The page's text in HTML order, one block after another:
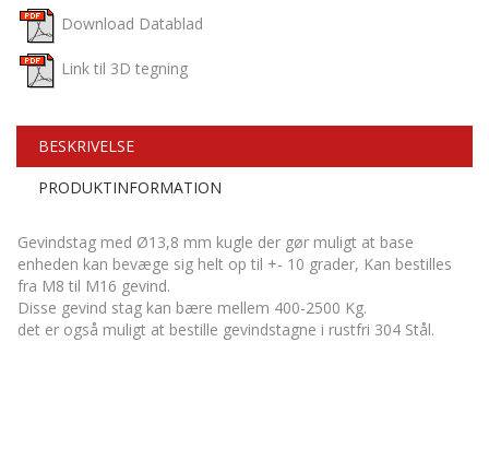
Download Datablad
Link til 3D tegning
BESKRIVELSE
PRODUKTINFORMATION
Gevindstag med Ø13,8 mm kugle der gør muligt at base
enheden kan bevæge sig helt op til +- 10 grader, Kan bestilles
fra M8 til M16 gevind.
Disse gevind stag kan bære mellem 400-2500 Kg.
det er også muligt at bestille gevindstagne i rustfri 304 Stål.